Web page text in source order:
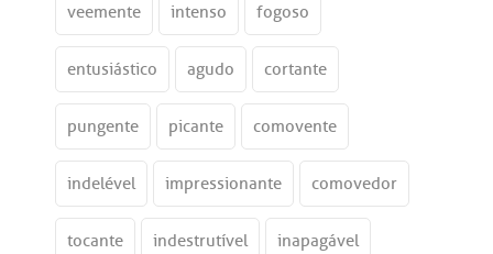
veemente intenso fogoso
entusiástico agudo cortante
pungente picante comovente
indelével impressionante comovedor
tocante indestrutível inapagável